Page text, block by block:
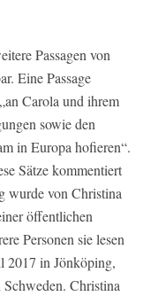
Passagen von
Eine Passage
Carola und ihrem
sowie den
in Europa hofieren“.
Sätze kommentiert
wurde von Christina
öffentlichen
Personen sie lesen
2017 in Jönköping,
Christina